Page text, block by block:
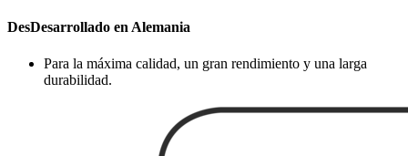
DesDesarrollado en Alemania
Para la máxima calidad, un gran rendimiento y una larga
durabilidad.